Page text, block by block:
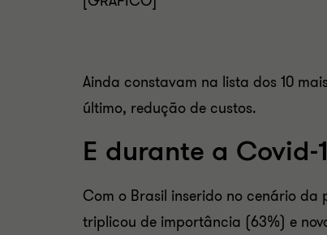
Ainda constavam na lista dos 10
último, redução de custos.
E durante a Covid-
Com o Brasil inserido no cenário
triplicou de importância (63%) e